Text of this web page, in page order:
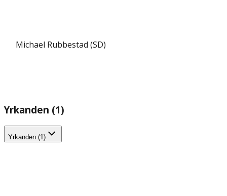
Michael Rubbestad (SD)
Yrkanden (1)
Yrkanden (1)